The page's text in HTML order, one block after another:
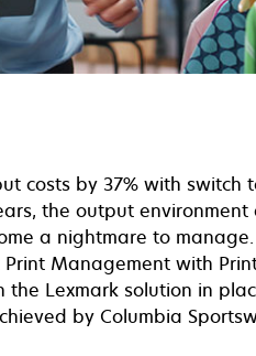
costs by 37% with switch
the output environment
a nightmare to manage.
Management with
Lexmark solution in
by Columbia